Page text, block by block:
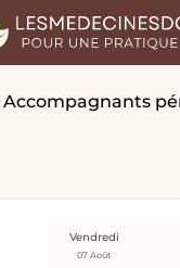
Accompagnants
Vendredi
07 Août